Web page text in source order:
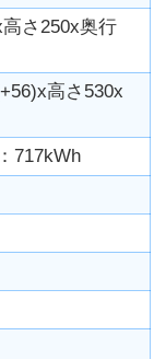
さ250x奥行
高さ530x
717kWh